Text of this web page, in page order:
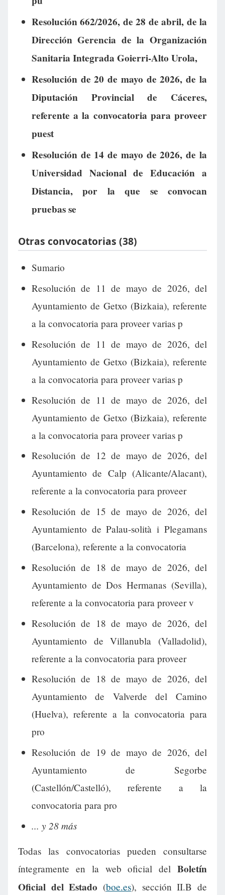
Resolución 662/2026, de 28 de abril, de la
Dirección Gerencia de la Organización
Sanitaria Integrada Goierri-Alto Urola,
Resolución de 20 de mayo de 2026, de la
Diputación Provincial de Cáceres,
referente a la convocatoria para proveer
puest
Resolución de 14 de mayo de 2026, de la
Universidad Nacional de Educación a
Distancia, por la que se convocan
pruebas se
Otras convocatorias (38)
Sumario
Resolución de 11 de mayo de 2026, del
Ayuntamiento de Getxo (Bizkaia), referente
a la convocatoria para proveer varias p
Resolución de 11 de mayo de 2026, del
Ayuntamiento de Getxo (Bizkaia), referente
a la convocatoria para proveer varias p
Resolución de 11 de mayo de 2026, del
Ayuntamiento de Getxo (Bizkaia), referente
a la convocatoria para proveer varias p
Resolución de 12 de mayo de 2026, del
Ayuntamiento de Calp (Alicante/Alacant),
referente a la convocatoria para proveer
Resolución de 15 de mayo de 2026, del
Ayuntamiento de Palau-solità i Plegamans
(Barcelona), referente a la convocatoria
Resolución de 18 de mayo de 2026, del
Ayuntamiento de Dos Hermanas (Sevilla),
referente a la convocatoria para proveer v
Resolución de 18 de mayo de 2026, del
Ayuntamiento de Villanubla (Valladolid),
referente a la convocatoria para proveer
Resolución de 18 de mayo de 2026, del
Ayuntamiento de Valverde del Camino
(Huelva), referente a la convocatoria para
pro
Resolución de 19 de mayo de 2026, del
Ayuntamiento de Segorbe
(Castellón/Castelló), referente a la
convocatoria para pro
... y 28 más
Todas las convocatorias pueden consultarse
íntegramente en la web oficial del Boletín
Oficial del Estado (boe.es), sección II.B de